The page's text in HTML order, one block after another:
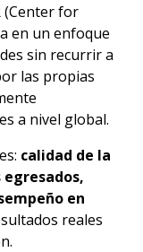
(Center for
en un enfoque
sin recurrir a
las propias
a nivel global.
calidad de la
en
reales